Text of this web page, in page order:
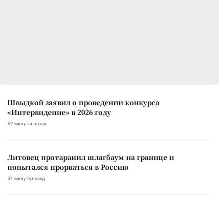
Швыдкой заявил о проведении конкурса
«Интервидение» в 2026 году
32 минуты назад
Литовец протаранил шлагбаум на границе и
попытался прорваться в Россию
51 минута назад